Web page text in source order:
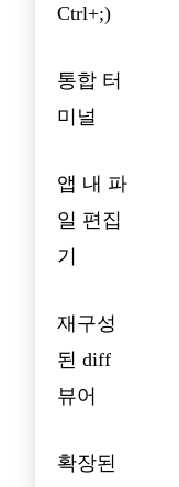
Ctrl+;)
통합 터
미널
앱 내 파
일 편집
기
재구성
된 diff
뷰어
확장된